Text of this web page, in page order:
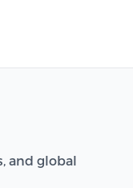
and global